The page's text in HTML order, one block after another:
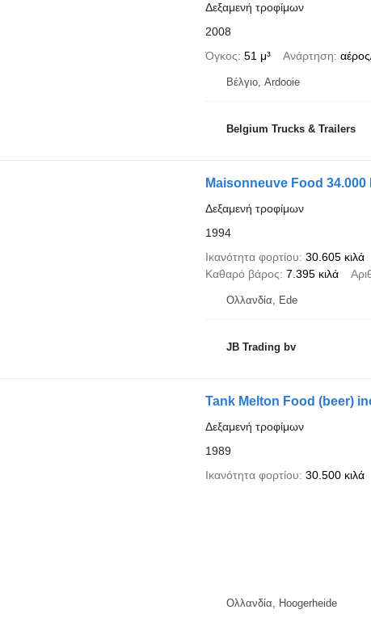
Δεξαμενή τροφίμων
2008
Όγκος 51 μ³ Ανάρτηση
Βέλγιο, Ardooie
Belgium Trucks & Trailers
Maisonneuve Food 34.000
Δεξαμενή τροφίμων
1994
Ικανότητα φορτίου 30.605 κιλά
Καθαρό βάρος 7.395 κιλά
Ολλανδία, Ede
JB Trading bv
Tank Melton Food (beer)
Δεξαμενή τροφίμων
1989
Ικανότητα φορτίου 30.500 κιλά
Ολλανδία, Hoogerheide